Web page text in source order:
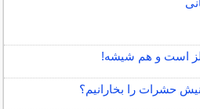
است و هم شیشه!
حشرات را بخارانیم؟